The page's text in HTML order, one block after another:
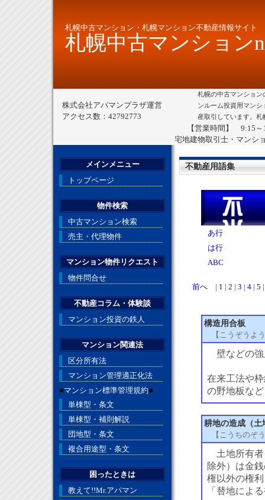
札幌中古マンション・札幌マンション不動産情報サイト
札幌中古マンション
株式会社アパマンプラザ運営
アクセス数：42792773
札幌の中古マンショ
ンルーム投資用マン
産取引しています。
【営業時間】 9:15
宅地建物取引士・マンシ
不動産用語集
あ行
は行
ABC
前へ| 1 | 2 | 3 | 4| 5
構造用合板
【こうぞうよ
壁などの強
在来工法や
の野地板な
耕地の造成（土
【こうちのぞ
土地所有者
除外）は金
権以外の権
「替地によ
メインメニュー
トップページ
物件検索
中古マンション検索
売主・代理物件
マンション物件リクエスト
物件問合せ
不動産コラム・体験談
マンション投資の鉄人
マンション関連法
区分所有法
マンション管理適正化法
■マンション標準管理規約■
単棟型・条文
単棟型・補則解説
団地型・条文
複合用途型・条文
困ったときは
教えて!!Mr.アパマン